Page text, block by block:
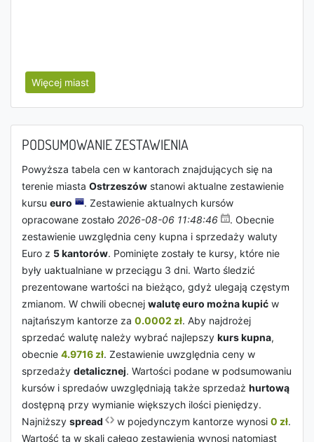
Więcej miast
PODSUMOWANIE ZESTAWIENIA
Powyższa tabela cen w kantorach znajdujących się na
terenie miasta Ostrzeszów stanowi aktualne zestawienie
kursu euro
. Zestawienie aktualnych kursów
opracowane zostało 2026-08-06 11:48:46
. Obecnie
zestawienie uwzględnia ceny kupna i sprzedaży waluty
Euro z 5 kantorów. Pominięte zostały te kursy, które nie
były uaktualniane w przeciągu 3 dni. Warto śledzić
prezentowane wartości na bieżąco, gdyż ulegają częstym
zmianom. W chwili obecnej walutę euro można kupić w
najtańszym kantorze za 0.0002 zł. Aby najdrożej
sprzedać walutę należy wybrać najlepszy kurs kupna,
obecnie 4.9716 zł. Zestawienie uwzględnia ceny w
sprzedaży detalicznej. Wartości podane w podsumowaniu
kursów i spredaów uwzględniają także sprzedaż hurtową
dostępną przy wymianie większych ilości pieniędzy.
Najniższy spread w pojedynczym kantorze wynosi 0 zł.
Wartość ta w skali całego zestawienia wynosi natomiast